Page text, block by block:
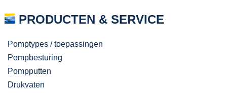
PRODUCTEN & SERVICE
Pomptypes / toepassingen
Pompbesturing
Pompputten
Drukvaten